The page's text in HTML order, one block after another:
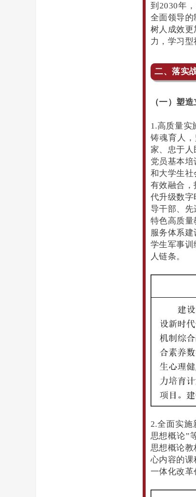
到2030年
全面领导
树人成效
力，学习
二、落实
（一）塑
1.高质量实
铸魂育人
家、忠于
党员基本
和大学生
有效融合
代升级数
导干部、
特色高质
服务体系
学生军事
人链条。
2.全面实施
思想概论”
思想概论
心内容的
一体化改革